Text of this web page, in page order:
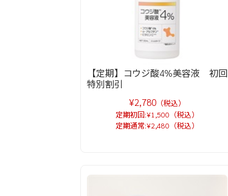
【定期】コウジ酸4%美容液 初回
特別割引
¥2,780 （税込）
定期初回:¥1,500（税込）
定期通常:¥2,480（税込）